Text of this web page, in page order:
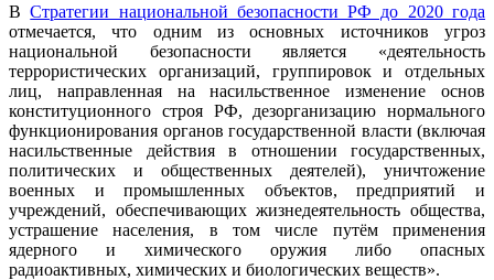
ВСтратегии национальной безопасности РФ до 2020 года
отмечается, что одним из основных источников угроз
национальной безопасности является «деятельность
террористических организаций, группировок и отдельных
лиц, направленная на насильственное изменение основ
конституционного строя РФ, дезорганизацию нормального
функционирования органов государственной власти (включая
насильственные действия в отношении государственных,
политических и общественных деятелей), уничтожение
военных и промышленных объектов, предприятий и
учреждений, обеспечивающих жизнедеятельность общества,
устрашение населения, в том числе путём применения
ядерного и химического оружия либо опасных
радиоактивных, химических и биологических веществ».